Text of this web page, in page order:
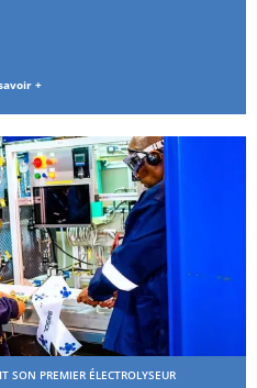
+
SON PREMIER ÉLECTROLYSEUR